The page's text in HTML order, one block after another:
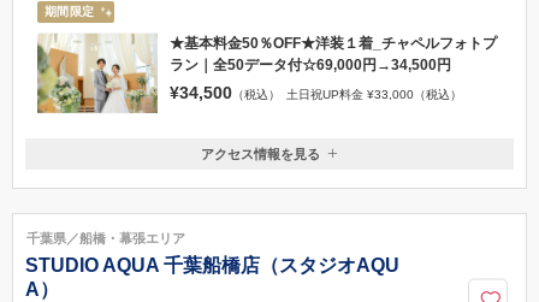
期間限定
★基本料金50％OFF★洋装１着_チャペルフォトプ
ラン｜全50データ付☆69,000円→34,500円
¥34,500 （税込） 土日祝UP料金 ¥33,000（税込）
千葉県千葉市中央区本千葉町１５−１ 京成ホテルミラマーレ7F
0120-945-906
アクセス情報を見る
千葉県／船橋・幕張エリア
STUDIO AQUA 千葉船橋店（スタジオAQU
A）